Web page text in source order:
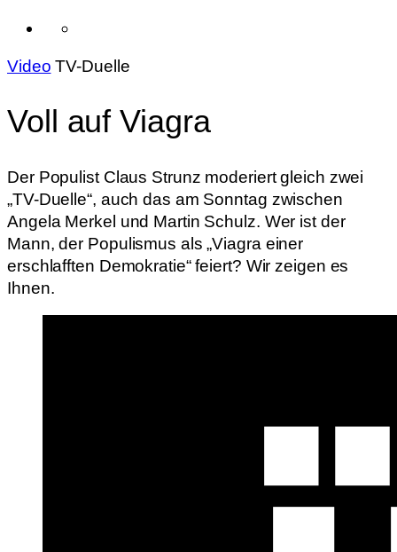
Video TV-Duelle
Voll auf Viagra
Der Populist Claus Strunz moderiert gleich zwei
„TV-Duelle“, auch das am Sonntag zwischen
Angela Merkel und Martin Schulz. Wer ist der
Mann, der Populismus als „Viagra einer
erschlafften Demokratie“ feiert? Wir zeigen es
Ihnen.